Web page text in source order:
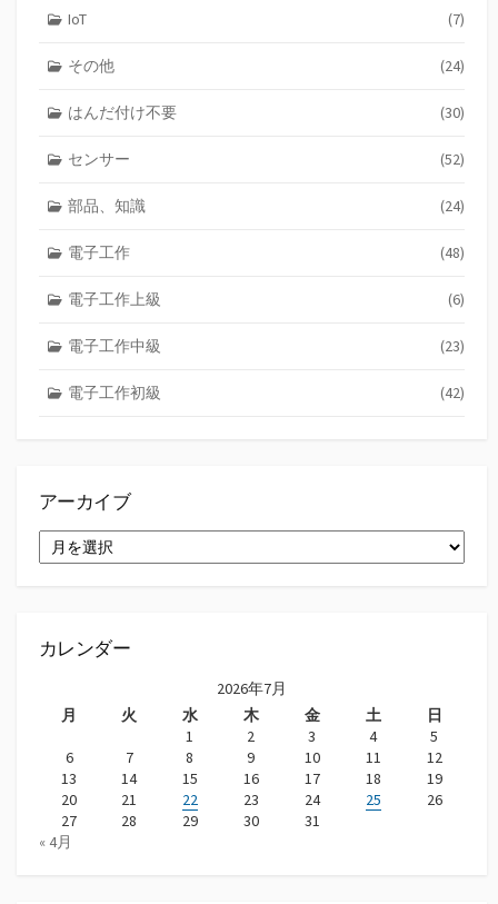
IoT (7)
その他 (24)
はんだ付け不要 (30)
センサー (52)
部品、知識 (24)
電子工作 (48)
電子工作上級 (6)
電子工作中級 (23)
電子工作初級 (42)
アーカイブ
ー
カレンダー
2026年7月
月
火 水 木 金 土
日
1
2 3 4
5
6
7 8 9 10 11
12
13
14 15 16 17 18
19
20
21 22 23 24 25
26
27
28 29 30
31
« 4月